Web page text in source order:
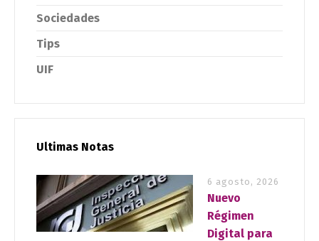
Sociedades
Tips
UIF
Ultimas Notas
6 agosto, 2026
Nuevo
Régimen
Digital para